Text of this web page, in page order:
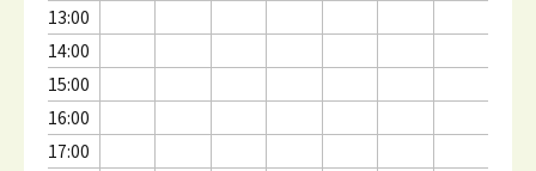
13:00
14:00
15:00
16:00
17:00